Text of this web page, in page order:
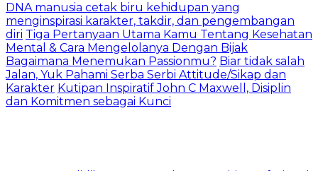
DNA manusia cetak biru kehidupan yang
menginspirasi karakter, takdir, dan pengembangan
diri Tiga Pertanyaan Utama Kamu Tentang Kesehatan
Mental & Cara Mengelolanya Dengan Bijak
Bagaimana Menemukan Passionmu? Biar tidak salah
Jalan, Yuk Pahami Serba Serbi Attitude/Sikap dan
Karakter Kutipan Inspiratif John C Maxwell, Disiplin
dan Komitmen sebagai Kunci